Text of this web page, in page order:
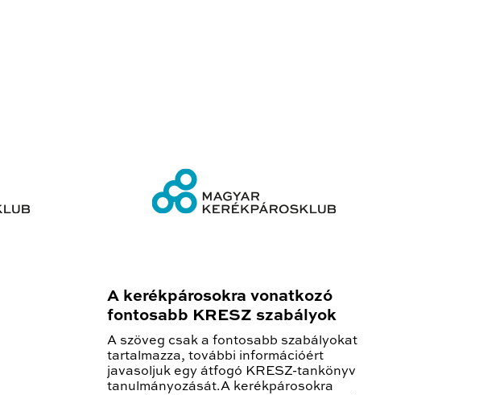
A kerékpárosokra vonatkozó
fontosabb KRESZ szabályok
A szöveg csak a fontosabb szabályokat
tartalmazza, további információért
javasoljuk egy átfogó KRESZ-tankönyv
tanulmányozását.A kerékpárosokra